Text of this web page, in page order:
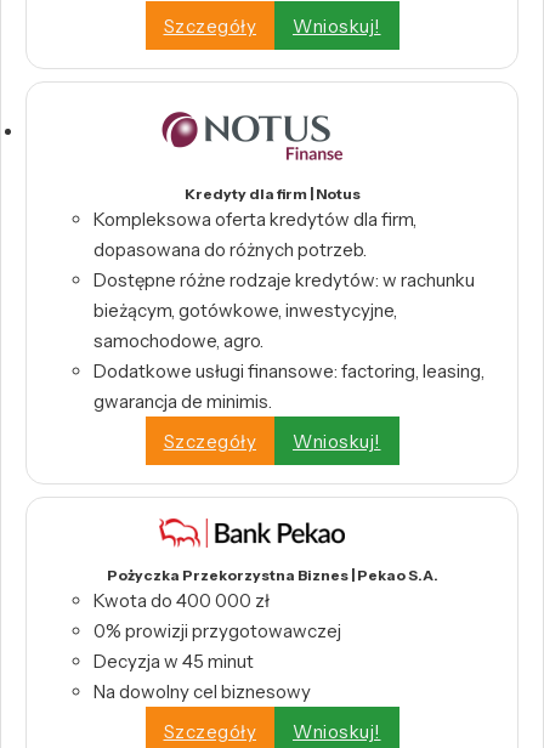
Szczegóły
Wnioskuj!
Kredyty dla firm | Notus
Kompleksowa oferta kredytów dla firm,
dopasowana do różnych potrzeb.
Dostępne różne rodzaje kredytów: w rachunku
bieżącym, gotówkowe, inwestycyjne,
samochodowe, agro.
Dodatkowe usługi finansowe: factoring, leasing,
gwarancja de minimis.
Szczegóły
Wnioskuj!
Pożyczka Przekorzystna Biznes | Pekao S.A.
Kwota do 400 000 zł
0% prowizji przygotowawczej
Decyzja w 45 minut
Na dowolny cel biznesowy
Szczegóły
Wnioskuj!